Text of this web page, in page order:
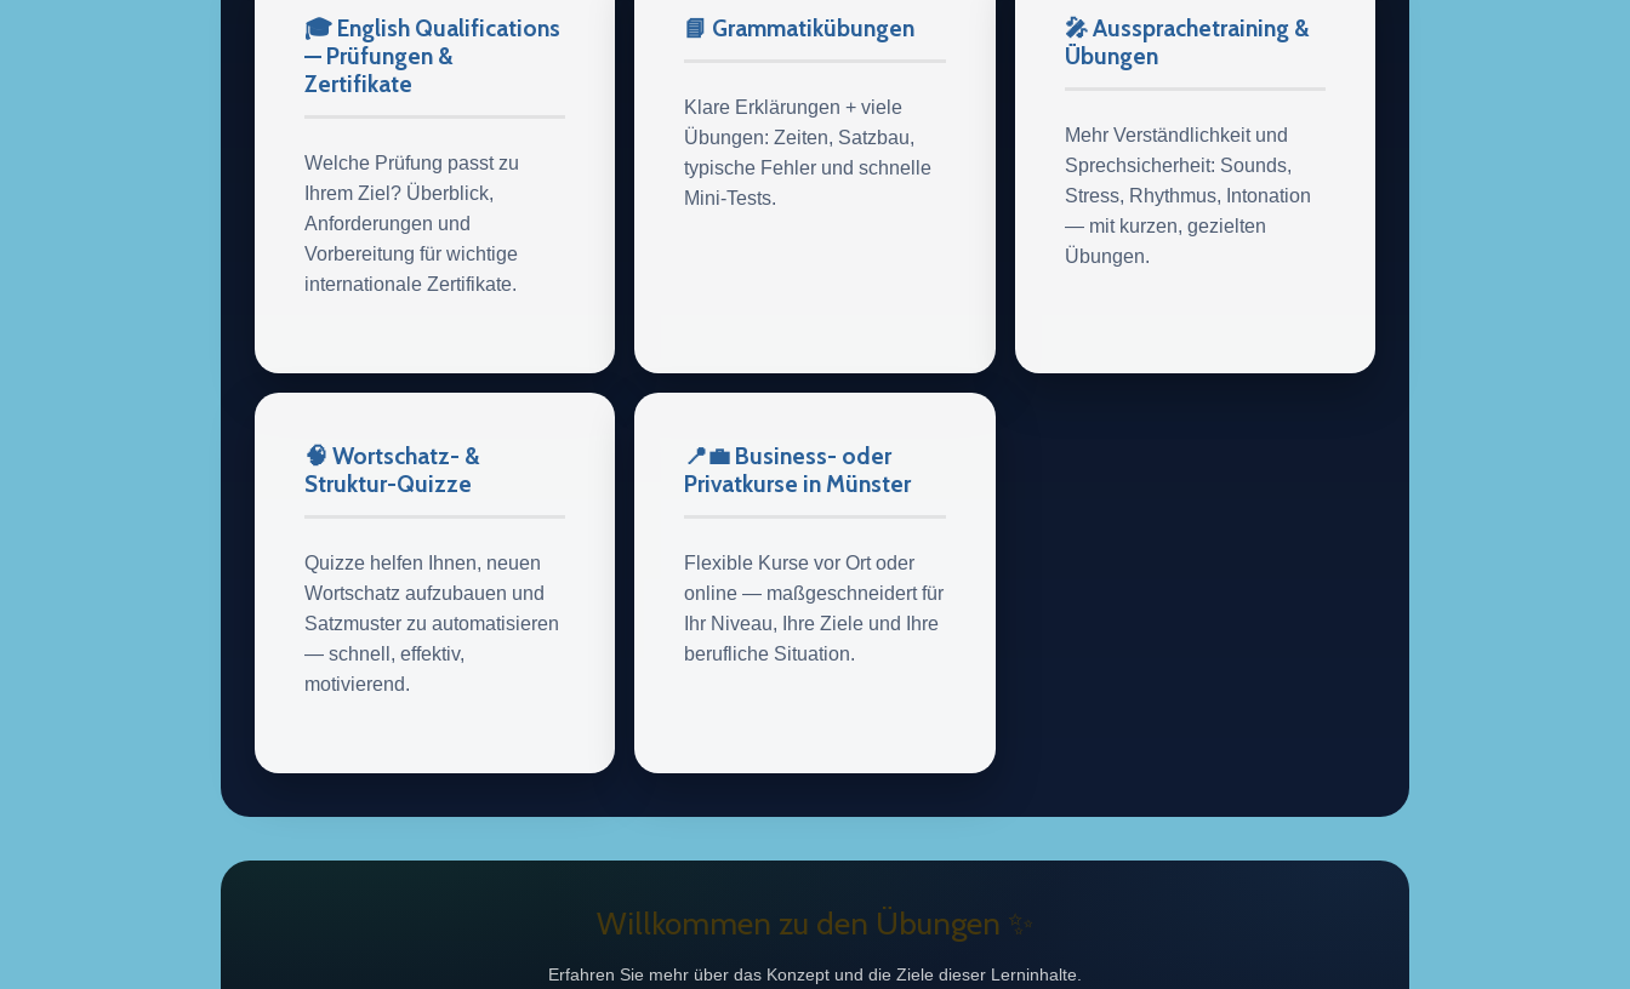
🎓 English Qualifications
— Prüfungen &
Zertifikate
Welche Prüfung passt zu
Ihrem Ziel? Überblick,
Anforderungen und
Vorbereitung für wichtige
internationale Zertifikate.
📘 Grammatikübungen
Klare Erklärungen + viele
Übungen: Zeiten, Satzbau,
typische Fehler und schnelle
Mini-Tests.
🎤 Aussprachetraining &
Übungen
Mehr Verständlichkeit und
Sprechsicherheit: Sounds,
Stress, Rhythmus, Intonation
— mit kurzen, gezielten
Übungen.
🧠 Wortschatz- &
Struktur-Quizze
Quizze helfen Ihnen, neuen
Wortschatz aufzubauen und
Satzmuster zu automatisieren
— schnell, effektiv,
motivierend.
📍💼 Business- oder
Privatkurse in Münster
Flexible Kurse vor Ort oder
online — maßgeschneidert für
Ihr Niveau, Ihre Ziele und Ihre
berufliche Situation.
Willkommen zu den Übungen ✨
Erfahren Sie mehr über das Konzept und die Ziele dieser Lerninhalte.